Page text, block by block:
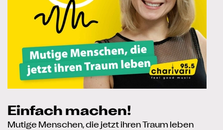
Einfach machen!
Mutige Menschen, die jetzt ihren Traum leben